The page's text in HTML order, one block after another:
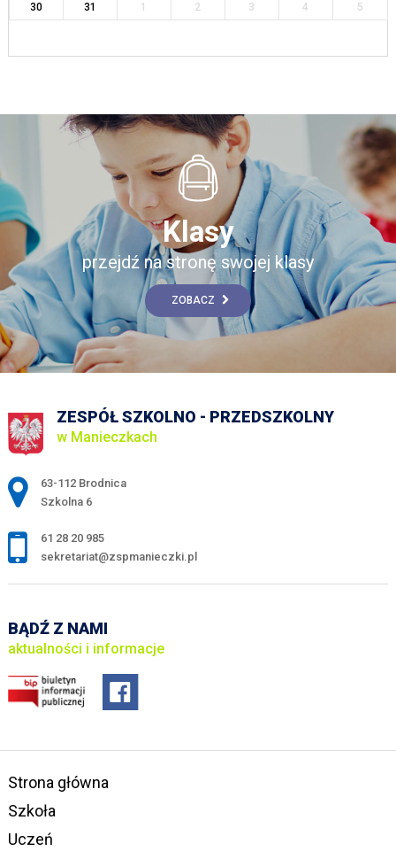
30
31 1 2 3 4 5
Klasy
przejdź na stronę swojej klasy
ZOBACZ
ZESPÓŁ SZKOLNO - PRZEDSZKOLNY
w Manieczkach
Adres pocztowy:
63-112 Brodnica
Szkolna 6
61 28 20 985
sekretariat@zspmanieczki.pl
BĄDŹ Z NAMI
aktualności i informacje
Strona główna
Szkoła
Uczeń